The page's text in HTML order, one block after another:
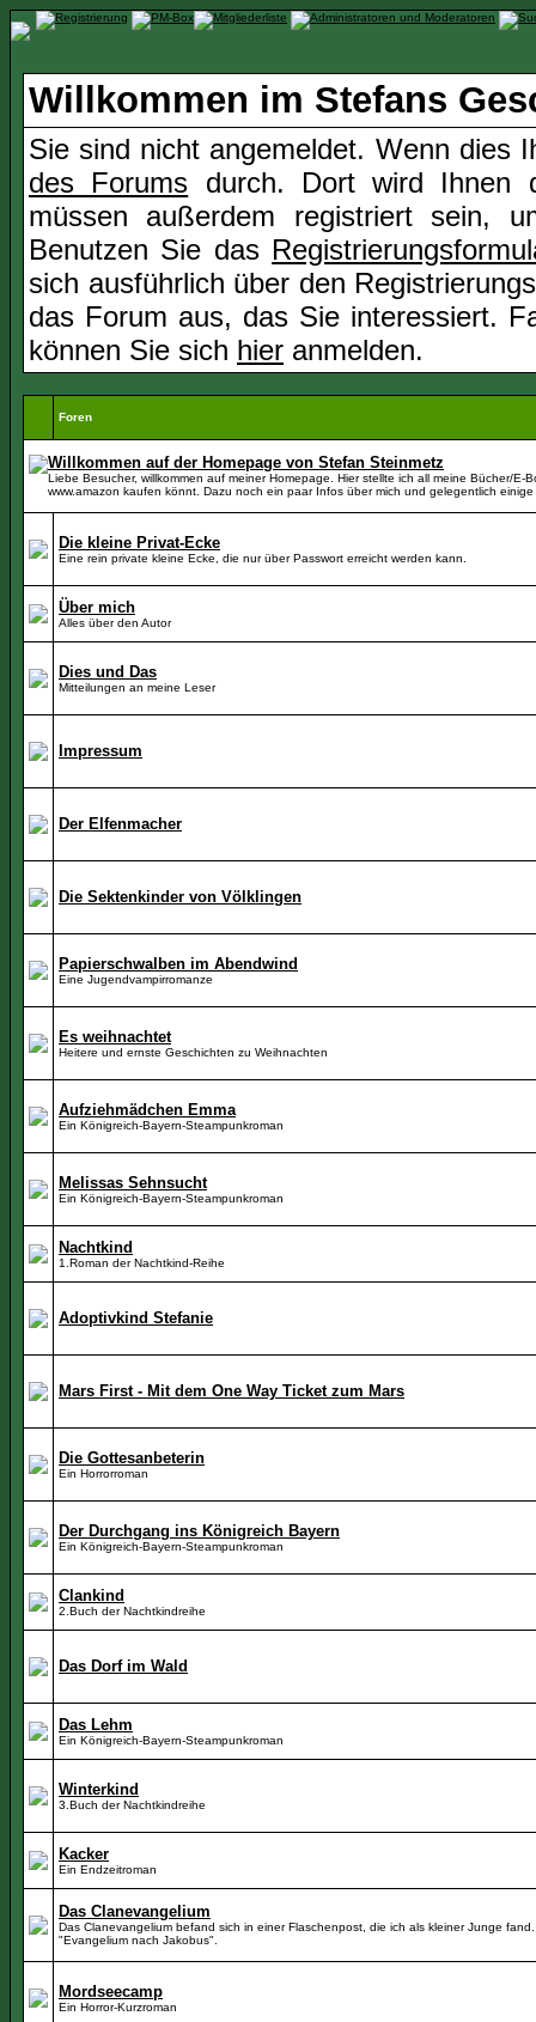
Willkommen im Stefans
Sie sind nicht angemeldet. Wenn
des Forums durch. Dort wird Ihnen
müssen außerdem registriert sein,
Benutzen Sie das
sich ausführlich über den
das Forum aus, das Sie interessiert.
können Sie sich hier anmelden.
Foren
Willkommen auf der Homepage von Stefan Steinmetz
Liebe Besucher, willkommen auf meiner Homepage. Hier stellte ich all meine Bücher/E-
www.amazon kaufen könnt. Dazu noch ein paar Infos über mich und gelegentlich
Die kleine Privat-Ecke
Eine rein private kleine Ecke, die nur über Passwort erreicht werden kann.
Über mich
Alles über den Autor
Dies und Das
Mitteilungen an meine Leser
Impressum
Der Elfenmacher
Die Sektenkinder von Völklingen
Papierschwalben im Abendwind
Eine Jugendvampirromanze
Es weihnachtet
Heitere und ernste Geschichten zu Weihnachten
Aufziehmädchen Emma
Ein Königreich-Bayern-Steampunkroman
Melissas Sehnsucht
Ein Königreich-Bayern-Steampunkroman
Nachtkind
1.Roman der Nachtkind-Reihe
Adoptivkind Stefanie
Mars First - Mit dem One Way Ticket zum Mars
Die Gottesanbeterin
Ein Horrorroman
Der Durchgang ins Königreich Bayern
Ein Königreich-Bayern-Steampunkroman
Clankind
2.Buch der Nachtkindreihe
Das Dorf im Wald
Das Lehm
Ein Königreich-Bayern-Steampunkroman
Winterkind
3.Buch der Nachtkindreihe
Kacker
Ein Endzeitroman
Das Clanevangelium
Das Clanevangelium befand sich in einer Flaschenpost, die ich als kleiner Junge
"Evangelium nach Jakobus".
Mordseecamp
Ein Horror-Kurzroman